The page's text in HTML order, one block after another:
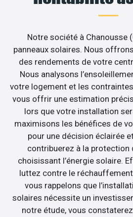
Notre société à Chanousse
panneaux solaires. Nous
des rendements de votre
Nous analysons
votre logement et les
vous offrir une estimation
lors que votre installation
maximisons les bénéfices de
pour une décision éclairée
contribuerez à la protection
choisissant l’énergie solaire.
luttez contre le
vous rappelons que
solaires nécessite un
notre étude, vous